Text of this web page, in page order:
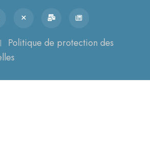
Politique de protection des